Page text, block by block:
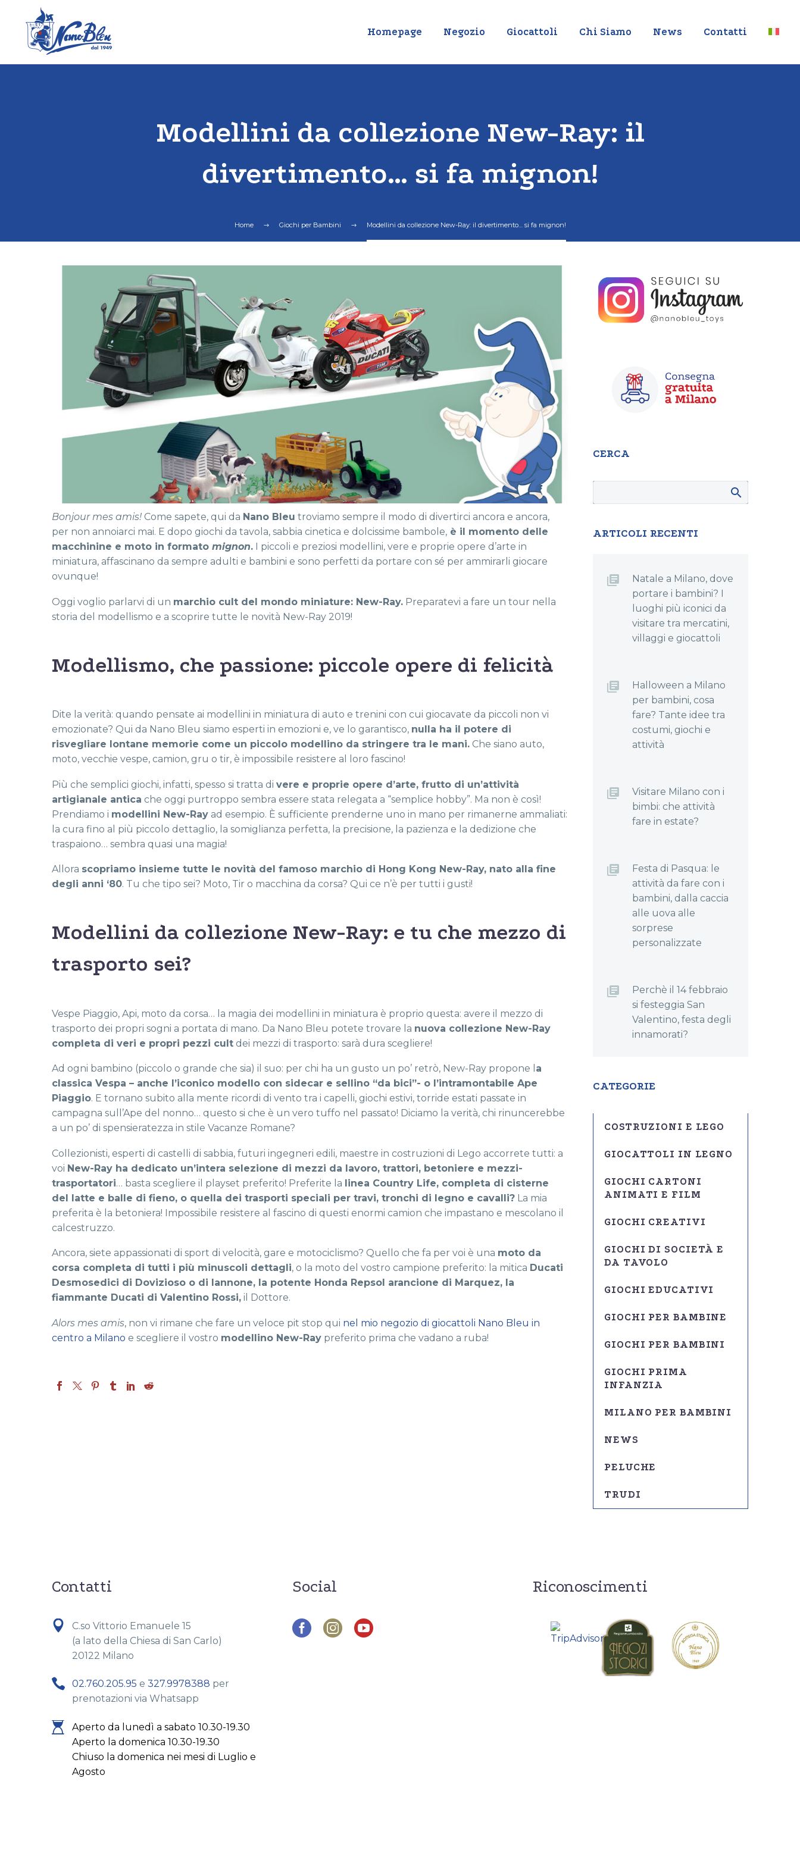
Homepage Negozio Giocattoli Chi Siamo News Contatti
Modellini da collezione New-Ray: il
divertimento… si fa mignon!
Home Giochi per Bambini Modellini da collezione New-Ray: il divertimento… si fa mignon!
Bonjour mes amis! Come sapete, qui da Nano Bleu troviamo sempre il modo di divertirci ancora e ancora,
per non annoiarci mai. E dopo giochi da tavola, sabbia cinetica e dolcissime bambole, è il momento delle
macchinine e moto in formato mignon. I piccoli e preziosi modellini, vere e proprie opere d’arte in
miniatura, affascinano da sempre adulti e bambini e sono perfetti da portare con sé per ammirarli giocare
ovunque!
Oggi voglio parlarvi di un marchio cult del mondo miniature: New-Ray. Preparatevi a fare un tour nella
storia del modellismo e a scoprire tutte le novità New-Ray 2019!
Modellismo, che passione: piccole opere di felicità
Dite la verità: quando pensate ai modellini in miniatura di auto e trenini con cui giocavate da piccoli non vi
emozionate? Qui da Nano Bleu siamo esperti in emozioni e, ve lo garantisco, nulla ha il potere di
risvegliare lontane memorie come un piccolo modellino da stringere tra le mani. Che siano auto,
moto, vecchie vespe, camion, gru o tir, è impossibile resistere al loro fascino!
Più che semplici giochi, infatti, spesso si tratta di vere e proprie opere d’arte, frutto di un’attività
artigianale antica che oggi purtroppo sembra essere stata relegata a “semplice hobby”. Ma non è così!
Prendiamo i modellini New-Ray ad esempio. È sufficiente prenderne uno in mano per rimanerne ammaliati:
la cura fino al più piccolo dettaglio, la somiglianza perfetta, la precisione, la pazienza e la dedizione che
traspaiono… sembra quasi una magia!
Allora scopriamo insieme tutte le novità del famoso marchio di Hong Kong New-Ray, nato alla fine
degli anni ‘80. Tu che tipo sei? Moto, Tir o macchina da corsa? Qui ce n’è per tutti i gusti!
Modellini da collezione New-Ray: e tu che mezzo di
trasporto sei?
Vespe Piaggio, Api, moto da corsa… la magia dei modellini in miniatura è proprio questa: avere il mezzo di
trasporto dei propri sogni a portata di mano. Da Nano Bleu potete trovare la nuova collezione New-Ray
completa di veri e propri pezzi cult dei mezzi di trasporto: sarà dura scegliere!
Ad ogni bambino (piccolo o grande che sia) il suo: per chi ha un gusto un po’ retrò, New-Ray propone l a
classica Vespa – anche l’iconico modello con sidecar e sellino “da bici”- o l’intramontabile Ape
Piaggio. E tornano subito alla mente ricordi di vento tra i capelli, giochi estivi, torride estati passate in
campagna sull’Ape del nonno… questo si che è un vero tuffo nel passato! Diciamo la verità, chi rinuncerebbe
a un po’ di spensieratezza in stile Vacanze Romane?
Collezionisti, esperti di castelli di sabbia, futuri ingegneri edili, maestre in costruzioni di Lego accorrete tutti: a
voi New-Ray ha dedicato un’intera selezione di mezzi da lavoro, trattori, betoniere e mezzi-
trasportatori… basta scegliere il playset preferito! Preferite la linea Country Life, completa di cisterne
del latte e balle di fieno, o quella dei trasporti speciali per travi, tronchi di legno e cavalli? La mia
preferita è la betoniera! Impossibile resistere al fascino di questi enormi camion che impastano e mescolano il
calcestruzzo.
Ancora, siete appassionati di sport di velocità, gare e motociclismo? Quello che fa per voi è una moto da
corsa completa di tutti i più minuscoli dettagli, o la moto del vostro campione preferito: la mitica Ducati
Desmosedici di Dovizioso o di Iannone, la potente Honda Repsol arancione di Marquez, la
fiammante Ducati di Valentino Rossi, il Dottore.
Alors mes amis, non vi rimane che fare un veloce pit stop qui nel mio negozio di giocattoli Nano Bleu in
centro a Milano e scegliere il vostro modellino New-Ray preferito prima che vadano a ruba!
CERCA
ARTICOLI RECENTI
Natale a Milano, dove
portare i bambini? I
luoghi più iconici da
visitare tra mercatini,
villaggi e giocattoli
Halloween a Milano
per bambini, cosa
fare? Tante idee tra
costumi, giochi e
attività
Visitare Milano con i
bimbi: che attività
fare in estate?
Festa di Pasqua: le
attività da fare con i
bambini, dalla caccia
alle uova alle
sorprese
personalizzate
Perchè il 14 febbraio
si festeggia San
Valentino, festa degli
innamorati?
CATEGORIE
COSTRUZIONI E LEGO
GIOCATTOLI IN LEGNO
GIOCHI CARTONI
ANIMATI E FILM
GIOCHI CREATIVI
GIOCHI DI SOCIETÀ E
DA TAVOLO
GIOCHI EDUCATIVI
GIOCHI PER BAMBINE
GIOCHI PER BAMBINI
GIOCHI PRIMA
INFANZIA
MILANO PER BAMBINI
NEWS
PELUCHE
TRUDI
Contatti


C.so Vittorio Emanuele 15
(a lato della Chiesa di San Carlo)
20122 Milano

 02.760.205.95 e 327.9978388 per
prenotazioni via Whatsapp


Aperto da lunedì a sabato 10.30-19.30
Aperto la domenica 10.30-19.30
Chiuso la domenica nei mesi di Luglio e
Agosto
Social Riconoscimenti